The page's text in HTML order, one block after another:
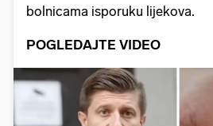
bolnicama isporuku lijekova.
POGLEDAJTE VIDEO